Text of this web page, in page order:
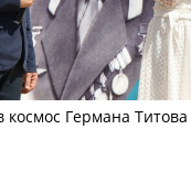
космос Германа